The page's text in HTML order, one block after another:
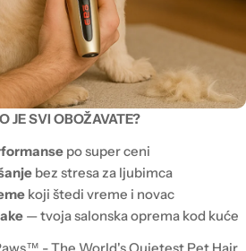
JE SVI OBOŽAVATE?
po super ceni
bez stresa za ljubimca
koji štedi vreme i novac
— tvoja salonska oprema kod kuće